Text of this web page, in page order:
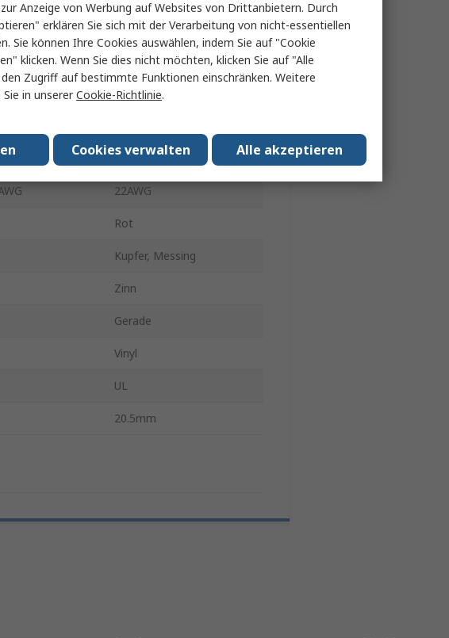
4.75mm
Isoliert
1.5mm²
0.5mm²
22AWG
Rot
Kupfer, Messing
Zinn
Gerade
Vinyl
UL
20.5mm
Anzeige von Werbung auf Websites von Drittanbietern. Durch
erklären Sie sich mit der Verarbeitung von nicht-essentiellen
Sie können Ihre Cookies auswählen, indem Sie auf "Cookie
klicken. Wenn Sie dies nicht möchten, klicken Sie auf "Alle
Zugriff auf bestimmte Funktionen einschränken. Weitere
in unsererCookie-Richtlinie.
Alle akzeptieren
Cookies verwalten